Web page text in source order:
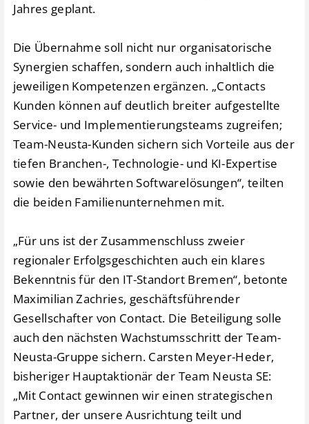
Jahres geplant.
Die Übernahme soll nicht nur organisatorische
Synergien schaffen, sondern auch inhaltlich die
jeweiligen Kompetenzen ergänzen. „Contacts
Kunden können auf deutlich breiter aufgestellte
Service- und Implementierungsteams zugreifen;
Team-Neusta-Kunden sichern sich Vorteile aus der
tiefen Branchen-, Technologie- und KI-Expertise
sowie den bewährten Softwarelösungen“, teilten
die beiden Familienunternehmen mit.
„Für uns ist der Zusammenschluss zweier
regionaler Erfolgsgeschichten auch ein klares
Bekenntnis für den IT-Standort Bremen“, betonte
Maximilian Zachries, geschäftsführender
Gesellschafter von Contact. Die Beteiligung solle
auch den nächsten Wachstumsschritt der Team-
Neusta-Gruppe sichern. Carsten Meyer-Heder,
bisheriger Hauptaktionär der Team Neusta SE:
„Mit Contact gewinnen wir einen strategischen
Partner, der unsere Ausrichtung teilt und